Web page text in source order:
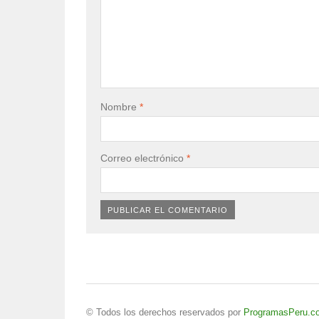
Nombre *
Correo electrónico *
© Todos los derechos reservados por